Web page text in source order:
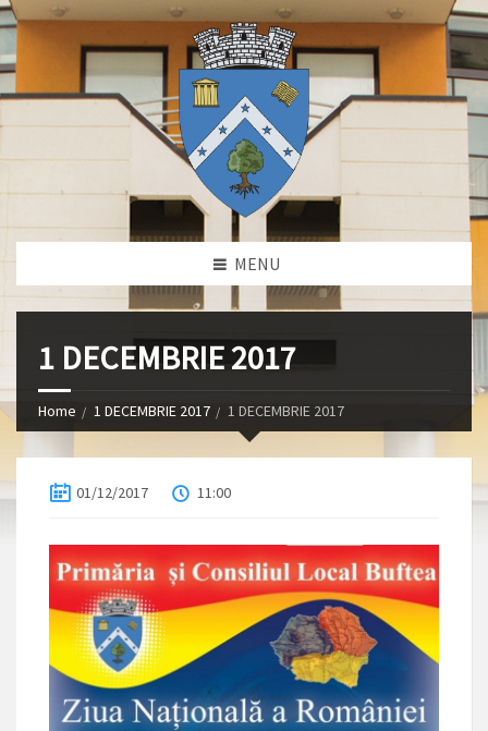
MENU
1 DECEMBRIE 2017
Home 1 DECEMBRIE 2017 1 DECEMBRIE 2017
01/12/2017 11:00